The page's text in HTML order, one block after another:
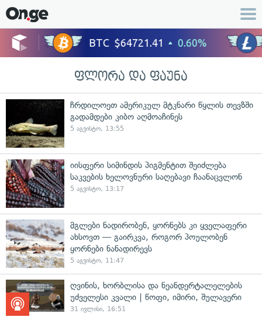
ფლორა და ფაუნა
ჩრდილოეთ ამერიკულ მტკნარი წყლის თევზში
გადამდები კიბო აღმოაჩინეს
5 აგვისტო, 13:55
იისფერი სიმინდის პიგმენტით შეიძლება
საკვების ხელოვნური საღებავი ჩაანაცვლონ
5 აგვისტო, 13:17
მგლები ნადირობენ, ყორნებს კი ყველაფერი
ახსოვთ — გაირკვა, როგორ პოულობენ
ყორნები ნანადირევს
5 აგვისტო, 11:47
ღვინის, ხორბლისა და ნეანდერტალელების
უძველესი კვალი | წოფი, იმირი, შულავერი
31 ივლისი, 16:51